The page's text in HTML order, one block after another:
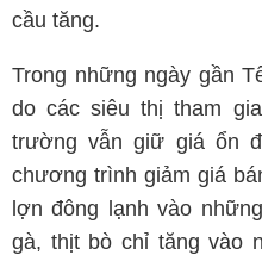
cầu tăng.
Trong những ngày gần
do các siêu thị tham
trường vẫn giữ giá ổn
chương trình giảm giá
lợn đông lạnh vào
gà, thịt bò chỉ tăng vào